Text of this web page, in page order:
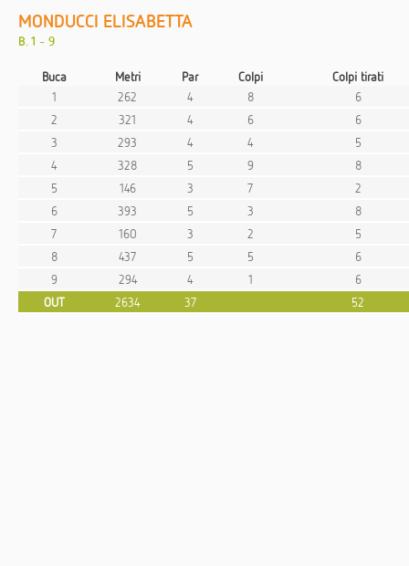
MONDUCCI ELISABETTA
B. 1 - 9
Buca Metri Par Colpi
Colpi tirati
1
262 4 8
6
2
321 4 6
6
3
293 4 4
5
4
328 5 9
8
5
146 3 7
2
6
393 5 3
8
7
160 3 2
5
8
437 5 5
6
9
294 4 1
6
OUT
2634 37 52